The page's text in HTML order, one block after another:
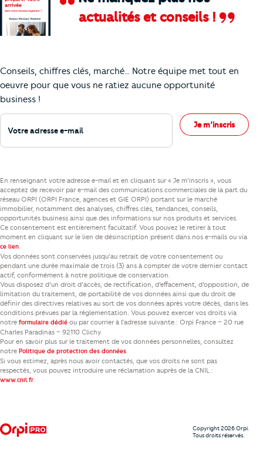
actualités et conseils !
Conseils, chiffres clés, marché… Notre équipe met tout en
oeuvre pour que vous ne ratiez aucune opportunité
business !
Votre adresse e-mail
Je m’inscris
En renseignant votre adresse e-mail et en cliquant sur « Je m’inscris », vous
acceptez de recevoir par e-mail des communications commerciales de la part du
réseau ORPI (ORPI France, agences et GIE ORPI) portant sur le marché
immobilier, notamment des analyses, chiffres clés, tendances, conseils,
opportunités business ainsi que des informations sur nos produits et services.
Ce consentement est entièrement facultatif. Vous pouvez le retirer à tout
moment en cliquant sur le lien de désinscription présent dans nos e-mails ou via
ce lien.
Vos données sont conservées jusqu’au retrait de votre consentement ou
pendant une durée maximale de trois (3) ans à compter de votre dernier contact
actif, conformément à notre politique de conservation.
Vous disposez d’un droit d’accès, de rectification, d’effacement, d’opposition, de
limitation du traitement, de portabilité de vos données ainsi que du droit de
définir des directives relatives au sort de vos données après votre décès, dans les
conditions prévues par la réglementation. Vous pouvez exercer vos droits via
notre formulaire dédié ou par courrier à l’adresse suivante : Orpi France – 20 rue
Charles Paradinas – 92110 Clichy.
Pour en savoir plus sur le traitement de vos données personnelles, consultez
notre Politique de protection des données.
Si vous estimez, après nous avoir contactés, que vos droits ne sont pas
respectés, vous pouvez introduire une réclamation auprès de la CNIL :
www.cnil.fr.
Copyright 2026 Orpi.
Tous droits réservés.